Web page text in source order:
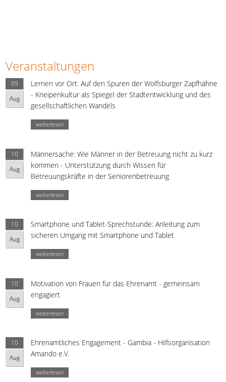
Veranstaltungen
09
Aug
Lernen vor Ort: Auf den Spuren der Wolfsburger Zapfhähne
- Kneipenkultur als Spiegel der Stadtentwicklung und des
gesellschaftlichen Wandels
weiterlesen
10
Aug
Männersache: Wie Männer in der Betreuung nicht zu kurz
kommen - Unterstützung durch Wissen für
Betreuungskräfte in der Seniorenbetreuung
weiterlesen
10
Aug
Smartphone und Tablet-Sprechstunde: Anleitung zum
sicheren Umgang mit Smartphone und Tablet
weiterlesen
10
Aug
Motivation von Frauen für das Ehrenamt - gemeinsam
engagiert
weiterlesen
10
Aug
Ehrenamtliches Engagement - Gambia - Hilfsorganisation
Amando e.V.
weiterlesen